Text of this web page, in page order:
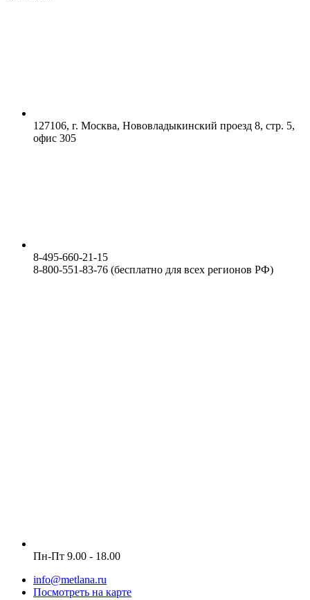
127106, г. Москва, Нововладыкинский проезд 8, стр. 5,
офис 305
8-495-660-21-15
8-800-551-83-76 (бесплатно для всех регионов РФ)
Пн-Пт 9.00 - 18.00
info@metlana.ru
Посмотреть на карте